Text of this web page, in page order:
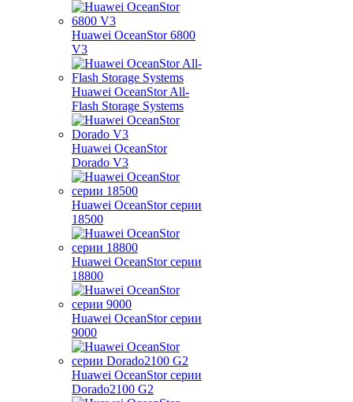
Huawei OceanStor 6800
V3
Huawei OceanStor All-
Flash Storage Systems
Huawei OceanStor
Dorado V3
Huawei OceanStor серии
18500
Huawei OceanStor серии
18800
Huawei OceanStor серии
9000
Huawei OceanStor серии
Dorado2100 G2